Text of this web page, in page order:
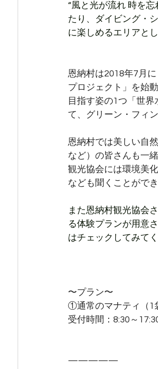
“風と光が流れ 時を
たり、ダイビング・
に楽しめるエリアと
恩納村は2018年7月
プロジェクト」を始
目指す姿の1つ「世
て、グリーン・フィ
恩納村では美しい自
など）の皆さんも一
観光協会には環境美
なども聞くことができ
また恩納村観光協会
る体験プランが用意
はチェックしてみて
〜プラン〜
①通常のマナティ（1
受付時間：8:30～
—————